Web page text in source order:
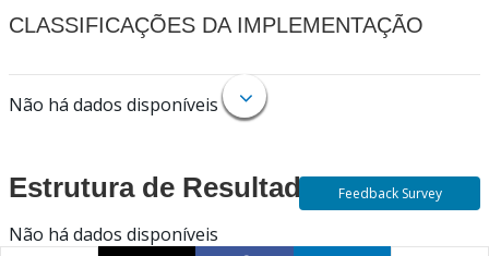
CLASSIFICAÇÕES DA IMPLEMENTAÇÃO
Não há dados disponíveis
Estrutura de Resultados
Não há dados disponíveis
Feedback Survey